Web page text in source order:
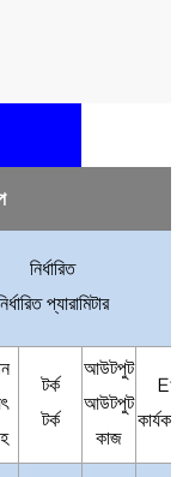
নির্ধারিত
প্যারামিটার
টর্ক
টর্ক
আউটপুট
আউটপুট
কাজ
Eff